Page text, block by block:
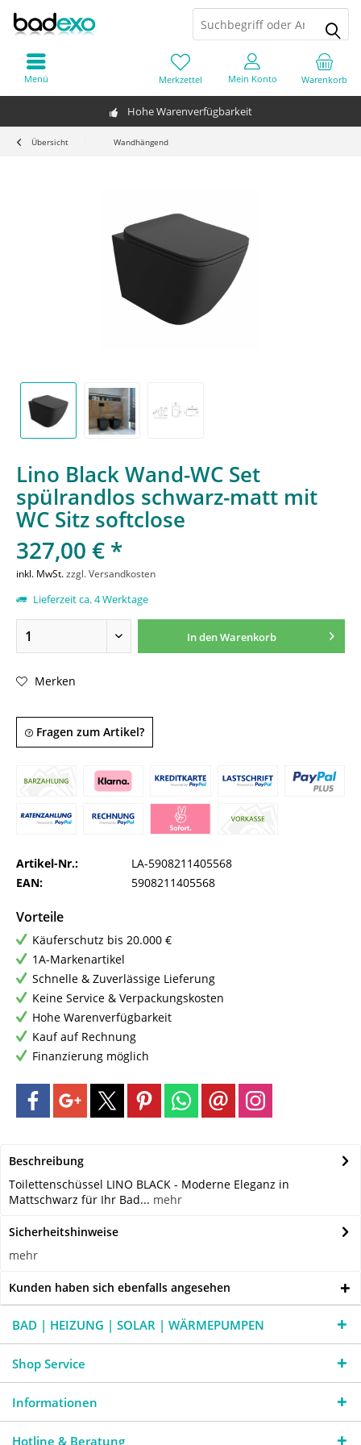
Hohe Warenverfügbarkeit
Warenkorb
Merkzettel Mein Konto
Menü
Übersicht Wandhängend
Lino Black Wand-WC Set
spülrandlos schwarz-matt mit
WC Sitz softclose
327,00 € *
inkl. MwSt.zzgl. Versandkosten
Lieferzeit ca. 4 Werktage
In denWarenkorb
Merken
Fragen zum Artikel?
Artikel-Nr.:
LA-5908211405568
EAN:
5908211405568
Vorteile
Käuferschutz bis 20.000 €
1A-Markenartikel
Schnelle & Zuverlässige Lieferung
Keine Service & Verpackungskosten
Hohe Warenverfügbarkeit
Kauf auf Rechnung
Finanzierung möglich
Beschreibung
Toilettenschüssel LINO BLACK - Moderne Eleganz in
Mattschwarz für Ihr Bad... mehr
Sicherheitshinweise
mehr
Kunden haben sich ebenfalls angesehen
BAD | HEIZUNG | SOLAR | WÄRMEPUMPEN
Shop Service
Informationen
Hotline & Beratung